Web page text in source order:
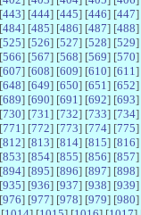
443] [444] [445] [446] [447]
484] [485] [486] [487] [488]
525] [526] [527] [528] [529]
566] [567] [568] [569] [570]
607] [608] [609] [610] [611 ]
648] [649] [650] [651 ] [652]
689] [690] [691 ] [692] [693]
730] [731 ] [732] [733] [734]
771 ] [772] [773] [774] [775]
812] [813] [814] [815] [816]
853] [854] [855] [856] [857]
894] [895] [896] [897] [898]
935] [936] [937] [938] [939]
976] [977] [978] [979] [980]